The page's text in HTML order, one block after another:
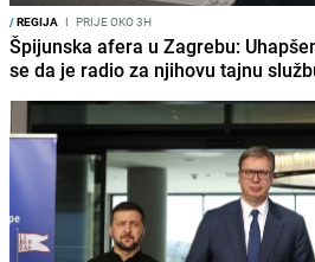
/REGIJA I PRIJE OKO 3H
Špijunska afera u Zagrebu:
se da je radio za njihovu tajnu